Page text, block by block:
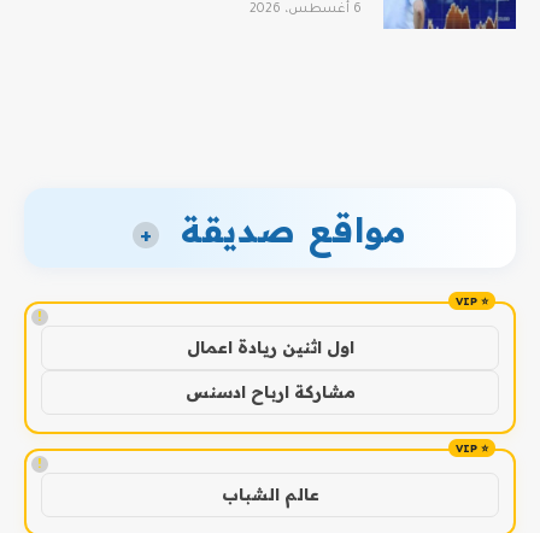
6 أغسطس، 2026
مواقع صديقة +
!
اول اثنين ريادة اعمال
مشاركة ارباح ادسنس
!
عالم الشباب